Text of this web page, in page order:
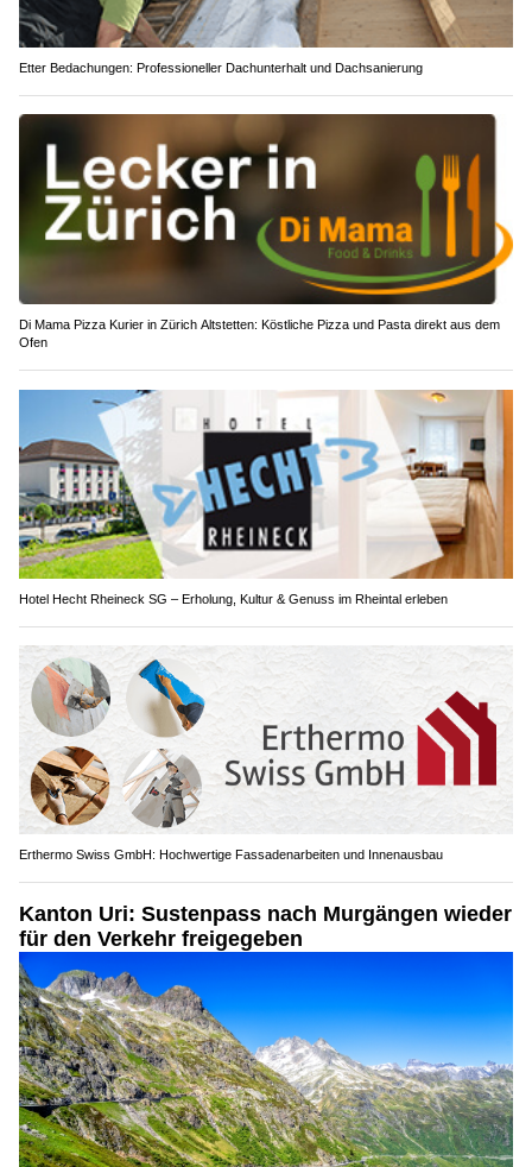
Etter Bedachungen: Professioneller Dachunterhalt und Dachsanierung
Di Mama Pizza Kurier in Zürich Altstetten: Köstliche Pizza und Pasta direkt aus dem
Ofen
Hotel Hecht Rheineck SG – Erholung, Kultur & Genuss im Rheintal erleben
Erthermo Swiss GmbH: Hochwertige Fassadenarbeiten und Innenausbau
Kanton Uri: Sustenpass nach Murgängen wieder
für den Verkehr freigegeben